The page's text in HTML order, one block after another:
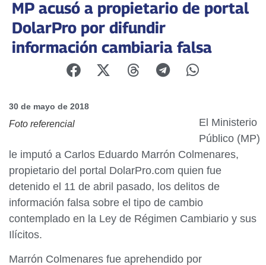
MP acusó a propietario de portal
DolarPro por difundir
información cambiaria falsa
30 de mayo de 2018
Foto referencial
El Ministerio
Público (MP)
le imputó a Carlos Eduardo Marrón Colmenares,
propietario del portal DolarPro.com quien fue
detenido el 11 de abril pasado, los delitos de
información falsa sobre el tipo de cambio
contemplado en la Ley de Régimen Cambiario y sus
Ilícitos.
Marrón Colmenares fue aprehendido por